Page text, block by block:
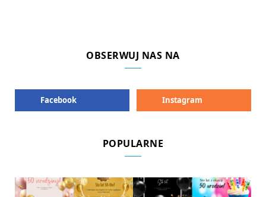
OBSERWUJ NAS NA
Facebook Instagram
POPULARNE